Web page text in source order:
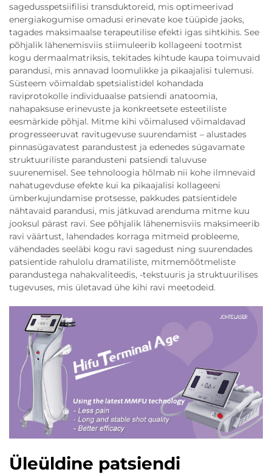
sagedusspetsiifilisi transduktoreid, mis optimeerivad
energiakogumise omadusi erinevate koe tüüpide jaoks,
tagades maksimaalse terapeutilise efekti igas sihtkihis. See
põhjalik lähenemisviis stiimuleerib kollageeni tootmist
kogu dermaalmatriksis, tekitades kihtude kaupa toimuvaid
parandusi, mis annavad loomulikke ja pikaajalisi tulemusi.
Süsteem võimaldab spetsialistidel kohandada
raviprotokolle individuaalse patsiendi anatoomia,
nahapaksuse erinevuste ja konkreetsete esteetiliste
eesmärkide põhjal. Mitme kihi võimalused võimaldavad
progresseeruvat ravitugevuse suurendamist – alustades
pinnasügavatest parandustest ja edenedes sügavamate
struktuuriliste parandusteni patsiendi taluvuse
suurenemisel. See tehnoloogia hõlmab nii kohe ilmnevaid
nahatugevduse efekte kui ka pikaajalisi kollageeni
ümberkujundamise protsesse, pakkudes patsientidele
nähtavaid parandusi, mis jätkuvad arenduma mitme kuu
jooksul pärast ravi. See põhjalik lähenemisviis maksimeerib
ravi väärtust, lahendades korraga mitmeid probleeme,
vähendades seeläbi kogu ravi sagedust ning suurendades
patsientide rahulolu dramatiliste, mitmemõõtmeliste
parandustega nahakvaliteedis, -tekstuuris ja struktuurilises
tugevuses, mis ületavad ühe kihi ravi meetodeid.
Üleüldine patsiendi